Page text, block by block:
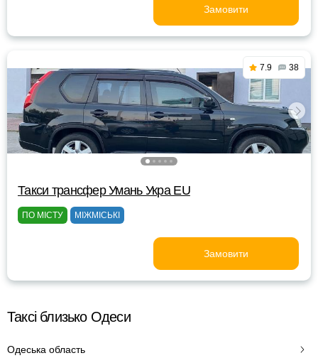
Замовити
7.9 38
Такси трансфер Умань Укра EU
ПО МІСТУ МІЖМІСЬКІ
Замовити
Таксі близько Одеси
Одеська область